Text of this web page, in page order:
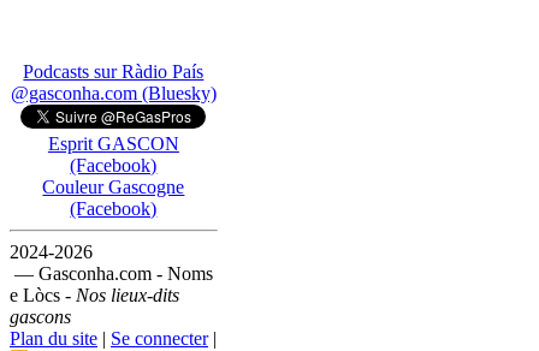
Podcasts sur Ràdio País
@gasconha.com (Bluesky)
Esprit GASCON
(Facebook)
Couleur Gascogne
(Facebook)
2024-2026
— Gasconha.com - Noms
e Lòcs - Nos lieux-dits
gascons
Plan du site | Se connecter|